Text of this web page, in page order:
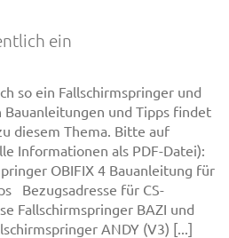
ein
so ein Fallschirmspringer und
Bauanleitungen und Tipps findet
diesem Thema. Bitte auf
Informationen als PDF-Datei):
OBIFIX 4 Bauanleitung für
Bezugsadresse für CS-
Fallschirmspringer BAZI und
ANDY (V3) [...]